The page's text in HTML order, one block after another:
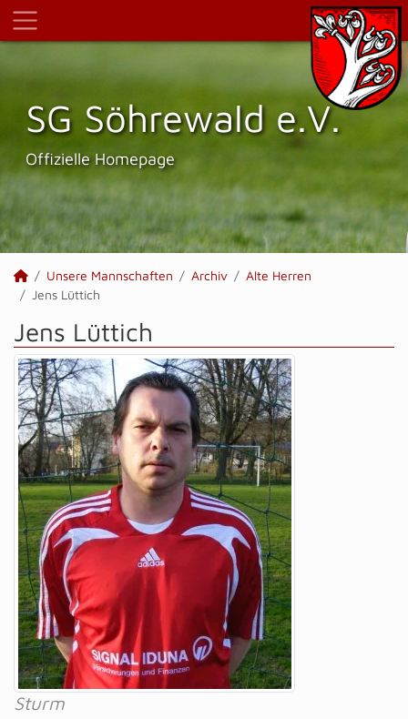
SG Söhrewald e.V.
Offizielle Homepage
Unsere Mannschaften Archiv
Alte Herren
Jens Lüttich
Jens Lüttich
Sturm